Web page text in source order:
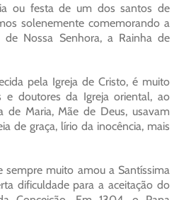
ou festa de um dos santos de
solenemente comemorando a
de Nossa Senhora, a Rainha de
pela Igreja de Cristo, é muito
e doutores da Igreja oriental, ao
de Maria, Mãe de Deus, usavam
de graça, lírio da inocência, mais
sempre muito amou a Santíssima
dificuldade para a aceitação do